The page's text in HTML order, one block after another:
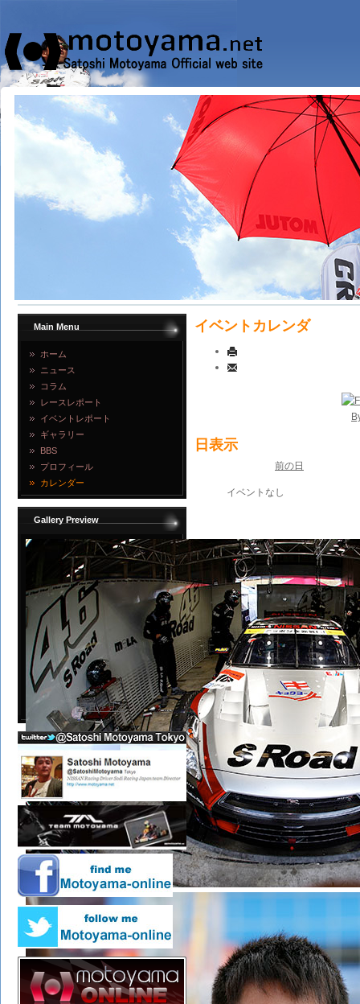
Main Menu
ホーム
ニュース
コラム
レースレポート
イベントレポート
ギャラリー
BBS
プロフィール
カレンダー
Gallery Preview
写真を見る
イベントカレンダ
日表示
前の日
イベントなし